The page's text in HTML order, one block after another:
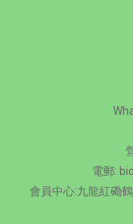
電郵:
會員中心:九龍紅磡